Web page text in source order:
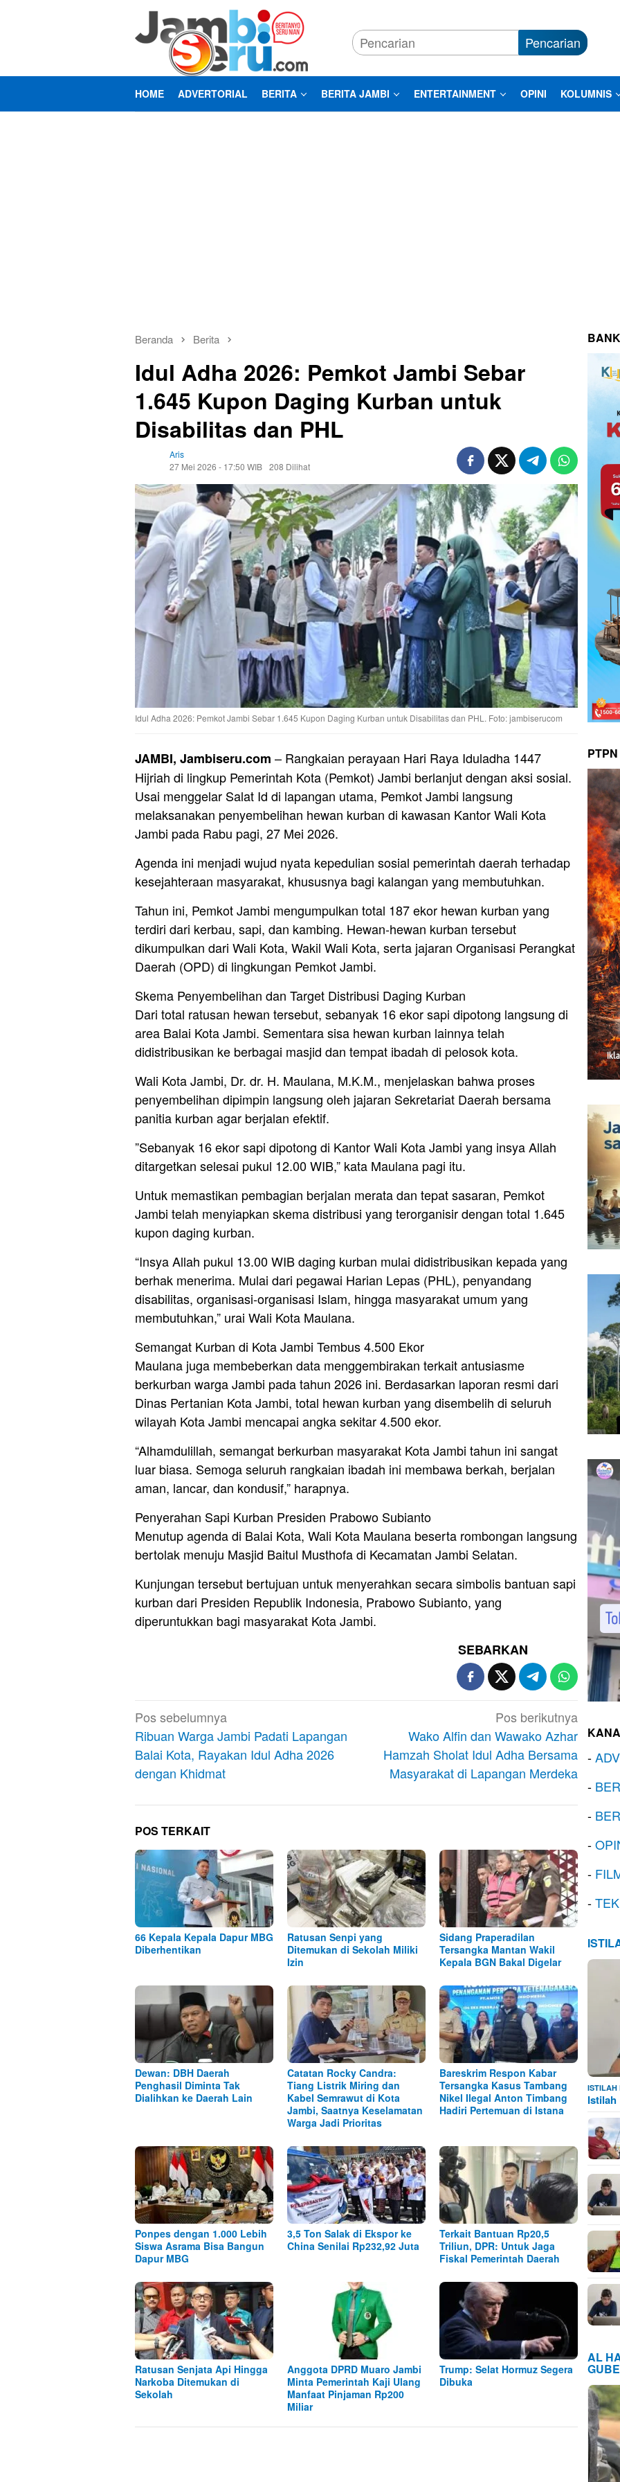
Pencarian
HOME ADVERTORIAL BERITA BERITA JAMBI ENTERTAINMENT OPINI KOLUMNIS
Beranda Berita
Idul Adha 2026: Pemkot Jambi Sebar
1.645 Kupon Daging Kurban untuk
Disabilitas dan PHL
Aris
27 Mei 2026 - 17:50 WIB 208 Dilihat
Idul Adha 2026: Pemkot Jambi Sebar 1.645 Kupon Daging Kurban untuk Disabilitas dan PHL. Foto: jambiserucom
JAMBI, Jambiseru.com – Rangkaian perayaan Hari Raya Iduladha 1447
Hijriah di lingkup Pemerintah Kota (Pemkot) Jambi berlanjut dengan aksi sosial.
Usai menggelar Salat Id di lapangan utama, Pemkot Jambi langsung
melaksanakan penyembelihan hewan kurban di kawasan Kantor Wali Kota
Jambi pada Rabu pagi, 27 Mei 2026.
Agenda ini menjadi wujud nyata kepedulian sosial pemerintah daerah terhadap
kesejahteraan masyarakat, khususnya bagi kalangan yang membutuhkan.
Tahun ini, Pemkot Jambi mengumpulkan total 187 ekor hewan kurban yang
terdiri dari kerbau, sapi, dan kambing. Hewan-hewan kurban tersebut
dikumpulkan dari Wali Kota, Wakil Wali Kota, serta jajaran Organisasi Perangkat
Daerah (OPD) di lingkungan Pemkot Jambi.
Skema Penyembelihan dan Target Distribusi Daging Kurban
Dari total ratusan hewan tersebut, sebanyak 16 ekor sapi dipotong langsung di
area Balai Kota Jambi. Sementara sisa hewan kurban lainnya telah
didistribusikan ke berbagai masjid dan tempat ibadah di pelosok kota.
Wali Kota Jambi, Dr. dr. H. Maulana, M.K.M., menjelaskan bahwa proses
penyembelihan dipimpin langsung oleh jajaran Sekretariat Daerah bersama
panitia kurban agar berjalan efektif.
”Sebanyak 16 ekor sapi dipotong di Kantor Wali Kota Jambi yang insya Allah
ditargetkan selesai pukul 12.00 WIB,” kata Maulana pagi itu.
Untuk memastikan pembagian berjalan merata dan tepat sasaran, Pemkot
Jambi telah menyiapkan skema distribusi yang terorganisir dengan total 1.645
kupon daging kurban.
“Insya Allah pukul 13.00 WIB daging kurban mulai didistribusikan kepada yang
berhak menerima. Mulai dari pegawai Harian Lepas (PHL), penyandang
disabilitas, organisasi-organisasi Islam, hingga masyarakat umum yang
membutuhkan,” urai Wali Kota Maulana.
Semangat Kurban di Kota Jambi Tembus 4.500 Ekor
Maulana juga membeberkan data menggembirakan terkait antusiasme
berkurban warga Jambi pada tahun 2026 ini. Berdasarkan laporan resmi dari
Dinas Pertanian Kota Jambi, total hewan kurban yang disembelih di seluruh
wilayah Kota Jambi mencapai angka sekitar 4.500 ekor.
“Alhamdulillah, semangat berkurban masyarakat Kota Jambi tahun ini sangat
luar biasa. Semoga seluruh rangkaian ibadah ini membawa berkah, berjalan
aman, lancar, dan kondusif,” harapnya.
Penyerahan Sapi Kurban Presiden Prabowo Subianto
Menutup agenda di Balai Kota, Wali Kota Maulana beserta rombongan langsung
bertolak menuju Masjid Baitul Musthofa di Kecamatan Jambi Selatan.
Kunjungan tersebut bertujuan untuk menyerahkan secara simbolis bantuan sapi
kurban dari Presiden Republik Indonesia, Prabowo Subianto, yang
diperuntukkan bagi masyarakat Kota Jambi.
SEBARKAN
Navigasi
pos
Pos sebelumnya
Ribuan Warga Jambi Padati Lapangan
Balai Kota, Rayakan Idul Adha 2026
dengan Khidmat
Pos berikutnya
Wako Alfin dan Wawako Azhar
Hamzah Sholat Idul Adha Bersama
Masyarakat di Lapangan Merdeka
POS TERKAIT
66 Kepala Kepala Dapur MBG
Diberhentikan
Ratusan Senpi yang
Ditemukan di Sekolah Miliki
Izin
Sidang Praperadilan
Tersangka Mantan Wakil
Kepala BGN Bakal Digelar
Dewan: DBH Daerah
Penghasil Diminta Tak
Dialihkan ke Daerah Lain
Catatan Rocky Candra:
Tiang Listrik Miring dan
Kabel Semrawut di Kota
Jambi, Saatnya Keselamatan
Warga Jadi Prioritas
Bareskrim Respon Kabar
Tersangka Kasus Tambang
Nikel Ilegal Anton Timbang
Hadiri Pertemuan di Istana
Ponpes dengan 1.000 Lebih
Siswa Asrama Bisa Bangun
Dapur MBG
3,5 Ton Salak di Ekspor ke
China Senilai Rp232,92 Juta
Terkait Bantuan Rp20,5
Triliun, DPR: Untuk Jaga
Fiskal Pemerintah Daerah
Ratusan Senjata Api Hingga
Narkoba Ditemukan di
Sekolah
Anggota DPRD Muaro Jambi
Minta Pemerintah Kaji Ulang
Manfaat Pinjaman Rp200
Miliar
Trump: Selat Hormuz Segera
Dibuka
-
-
-
-
-
-
ISTILAH
Istilah
AL